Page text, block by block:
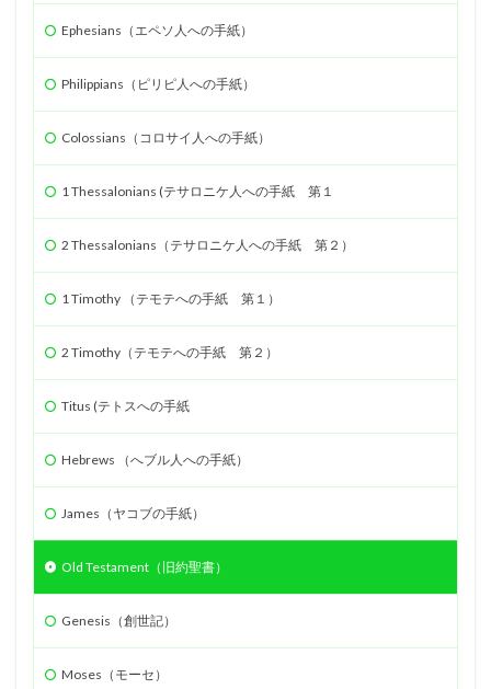
Ephesians（エペソ人への手紙）
Philippians（ピリピ人への手紙）
Colossians（コロサイ人への手紙）
1 Thessalonians (テサロニケ人への手紙 第１
2 Thessalonians（テサロニケ人への手紙 第２）
1 Timothy （テモテへの手紙 第１）
2 Timothy（テモテへの手紙 第２）
Titus (テトスへの手紙
Hebrews （へブル人への手紙）
James（ヤコブの手紙）
Old Testament（旧約聖書）
Genesis（創世記）
Moses（モーセ）